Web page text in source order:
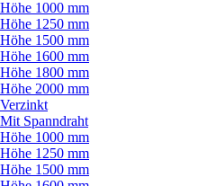
Höhe 1000 mm
Höhe 1250 mm
Höhe 1500 mm
Höhe 1600 mm
Höhe 1800 mm
Höhe 2000 mm
Verzinkt
Mit Spanndraht
Höhe 1000 mm
Höhe 1250 mm
Höhe 1500 mm